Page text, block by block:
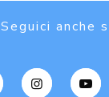
Seguici anche